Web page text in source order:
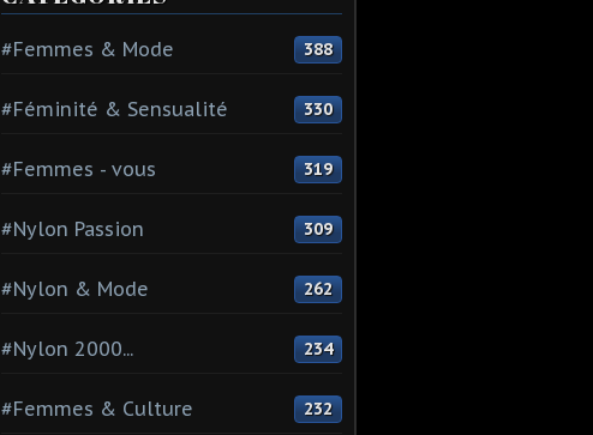
#Femmes & Mode 388
#Féminité & Sensualité 330
#Femmes - vous 319
#Nylon Passion 309
#Nylon & Mode 262
#Nylon 2000... 234
#Femmes & Culture 232